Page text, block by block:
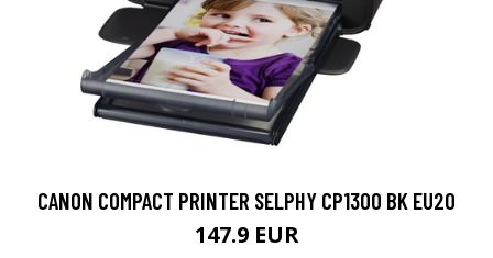
CANON COMPACT PRINTER SELPHY CP1300 BK EU20
147.9 EUR